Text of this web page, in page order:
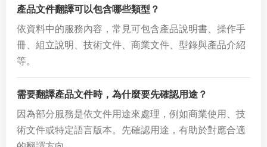
產品文件翻譯可以包含哪些類型？
依資料中的服務內容，常見可包含產品說明書、操作手
冊、組立說明、技術文件、商業文件、型錄與產品介紹
等。
需要翻譯產品文件時，為什麼要先確認用途？
因為部分服務是依文件用途來處理，例如商業使用、技
術文件或特定語言版本。先確認用途，有助於對應合適